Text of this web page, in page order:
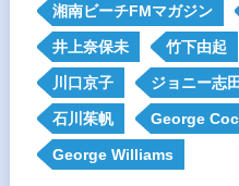
湘南ビーチFMマガジン
井上奈保未 竹下由起
川口京子 ジョニー志
石川茱帆 George
George Williams